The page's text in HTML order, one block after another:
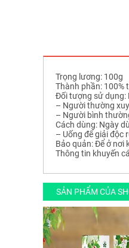
Trọng lương: 100g
Thành phần: 100%
Đối tượng sử dụng:
– Người thường
– Người bình
Cách dùng: Ngày
– Uống để giải độc
Bảo quản: Để ở nơi
Thông tin khuyến
SẢN PHẨM CỦA